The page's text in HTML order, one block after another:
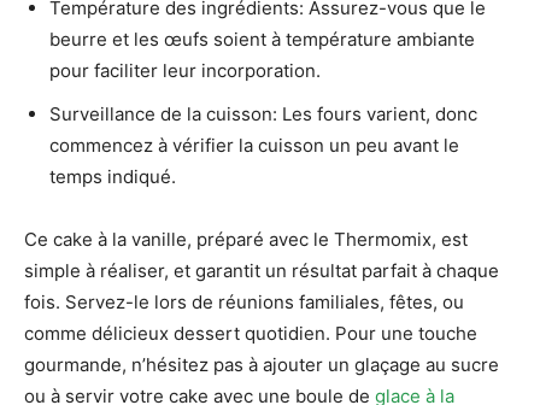
Température des ingrédients: Assurez-vous que le
beurre et les œufs soient à température ambiante
pour faciliter leur incorporation.
Surveillance de la cuisson: Les fours varient, donc
commencez à vérifier la cuisson un peu avant le
temps indiqué.
Ce cake à la vanille, préparé avec le Thermomix, est
simple à réaliser, et garantit un résultat parfait à chaque
fois. Servez-le lors de réunions familiales, fêtes, ou
comme délicieux dessert quotidien. Pour une touche
gourmande, n’hésitez pas à ajouter un glaçage au sucre
ou à servir votre cake avec une boule de glace à la